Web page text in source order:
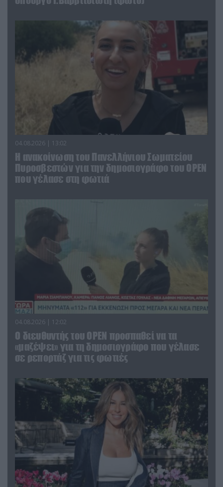
04.08.2026 | 13:02
Η ανακοίνωση του Πανελλήνιου Σωματείου
Πυροσβεστών για την δημοσιογράφο του OPEN
που γέλασε στη φωτιά
04.08.2026 | 12:02
O διευθυντής του OPEN προσπαθεί να τα
«μαζέψει» για τη δημοσιογράφο που γέλασε
σε ρεπορτάζ για τις φωτιές